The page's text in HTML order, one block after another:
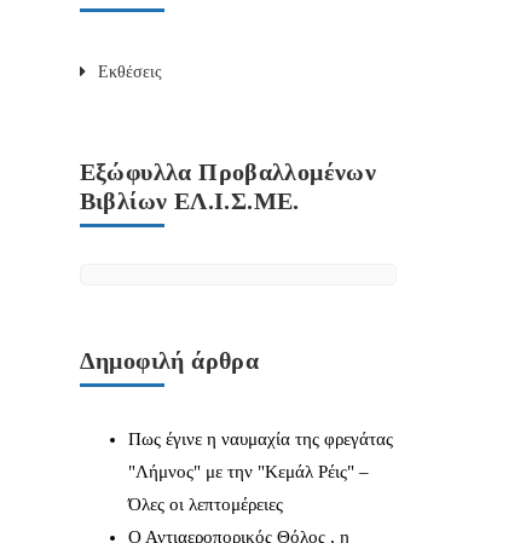
Εκθέσεις
Εξώφυλλα Προβαλλομένων
Βιβλίων ΕΛ.Ι.Σ.ΜΕ.
Δημοφιλή άρθρα
Πως έγινε η ναυμαχία της φρεγάτας
"Λήμνος" με την "Κεμάλ Ρέις" –
Όλες οι λεπτομέρειες
Ο Αντιαεροπορικός Θόλος , η